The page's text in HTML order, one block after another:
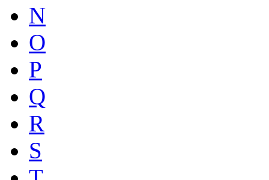
N
O
P
Q
R
S